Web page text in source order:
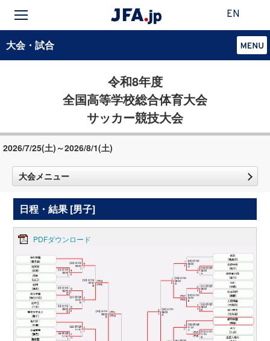
EN
大会・試合
令和8年度
全国高等学校総合体育大会
サッカー競技大会
2026/7/25(土)～2026/8/1(土)
大会メニュー
日程・結果 [男子]
PDFダウンロード